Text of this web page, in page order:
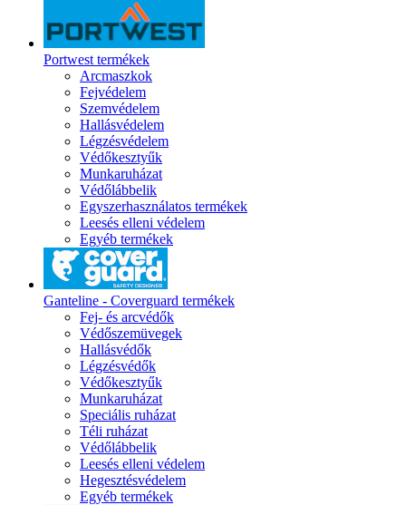
Portwest termékek
Arcmaszkok
Fejvédelem
Szemvédelem
Hallásvédelem
Légzésvédelem
Védőkesztyűk
Munkaruházat
Védőlábbelik
Egyszerhasználatos termékek
Leesés elleni védelem
Egyéb termékek
Ganteline - Coverguard termékek
Fej- és arcvédők
Védőszemüvegek
Hallásvédők
Légzésvédők
Védőkesztyűk
Munkaruházat
Speciális ruházat
Téli ruházat
Védőlábbelik
Leesés elleni védelem
Hegesztésvédelem
Egyéb termékek